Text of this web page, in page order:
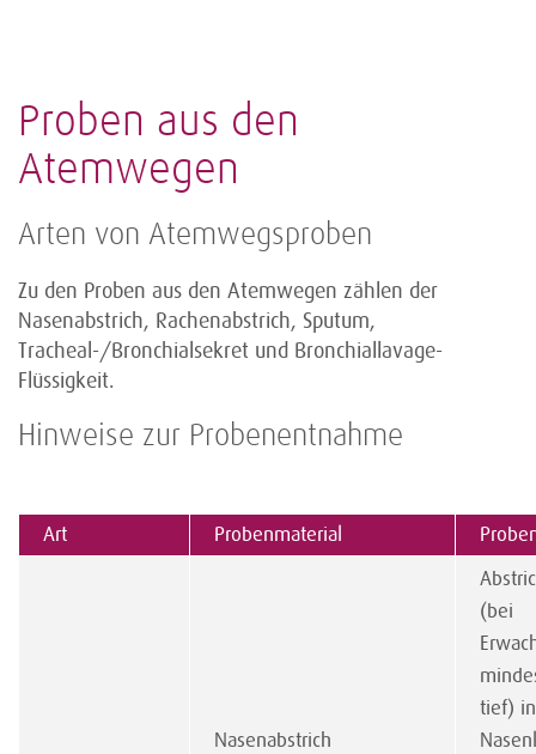
Proben aus den
Atemwegen
Arten von Atemwegsproben
Zu den Proben aus den Atemwegen zählen der
Nasenabstrich, Rachenabstrich, Sputum,
Tracheal-/Bronchialsekret und Bronchiallavage-
Flüssigkeit.
Hinweise zur Probenentnahme
Art Probenmaterial
Nasenabstrich
(bei
tief)